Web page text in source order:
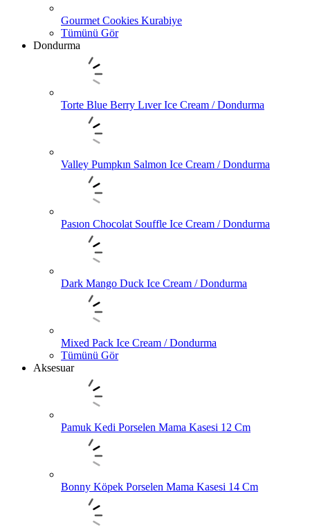
Gourmet Cookies Kurabiye
Tümünü Gör
Dondurma
Torte Blue Berry Lıver Ice Cream / Dondurma
Valley Pumpkın Salmon Ice Cream / Dondurma
Pasıon Chocolat Souffle Ice Cream / Dondurma
Dark Mango Duck Ice Cream / Dondurma
Mixed Pack Ice Cream / Dondurma
Tümünü Gör
Aksesuar
Pamuk Kedi Porselen Mama Kasesi 12 Cm
Bonny Köpek Porselen Mama Kasesi 14 Cm